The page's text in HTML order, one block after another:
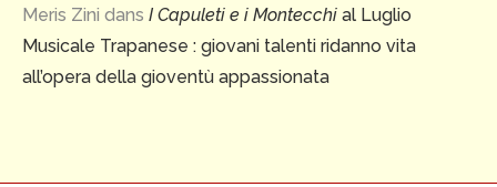
Meris Zini dans I Capuleti e i Montecchi al Luglio
Musicale Trapanese : giovani talenti ridanno vita
all’opera della gioventù appassionata